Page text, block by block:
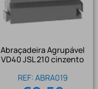
Abraçadeira Agrupável
VD40 JSL 210 cinzento
REF: ABRA019